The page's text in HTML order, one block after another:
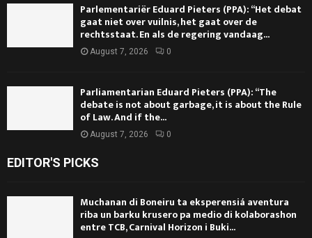
Parlementariër Eduard Pieters (PPA): “Het debat
gaat niet over vuilnis, het gaat over de
rechtsstaat. En als de regering vandaag...
August 7, 2026 0
Parliamentarian Eduard Pieters (PPA): “The
debate is not about garbage, it is about the Rule
of Law. And if the...
August 7, 2026 0
EDITOR'S PICKS
Muchanan di Boneiru ta eksperensiá aventura
riba un barku krusero pa medio di kolaborashon
entre TCB, Carnival Horizon i Buki...